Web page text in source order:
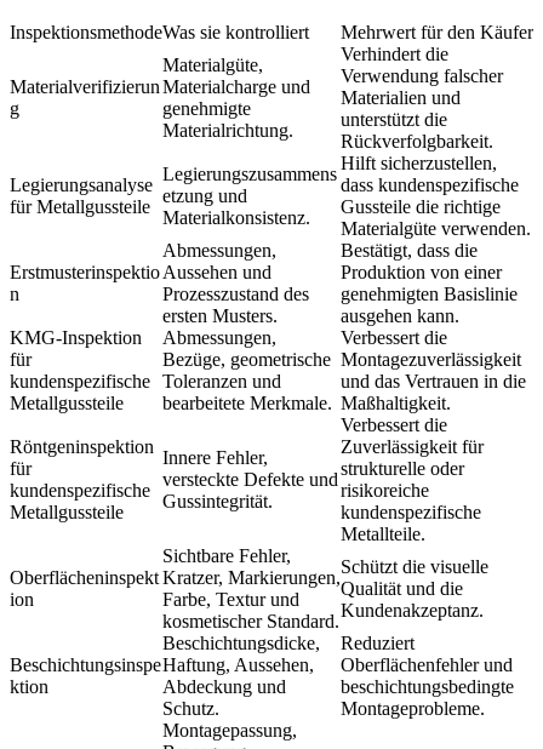
InspektionsmethodeWas sie kontrolliert Mehrwert für den Käufer
Materialverifizierun
g
Materialgüte,
Materialcharge und
genehmigte
Materialrichtung.
Verhindert die
Verwendung falscher
Materialien und
unterstützt die
Rückverfolgbarkeit.
Legierungsanalyse
für Metallgussteile
Legierungszusammens
etzung und
Materialkonsistenz.
Hilft sicherzustellen,
dass kundenspezifische
Gussteile die richtige
Materialgüte verwenden.
Erstmusterinspektio
n
Abmessungen,
Aussehen und
Prozesszustand des
ersten Musters.
Bestätigt, dass die
Produktion von einer
genehmigten Basislinie
ausgehen kann.
KMG-Inspektion
für
kundenspezifische
Metallgussteile
Abmessungen,
Bezüge, geometrische
Toleranzen und
bearbeitete Merkmale.
Verbessert die
Montagezuverlässigkeit
und das Vertrauen in die
Maßhaltigkeit.
Röntgeninspektion
für
kundenspezifische
Metallgussteile
Innere Fehler,
versteckte Defekte und
Gussintegrität.
Verbessert die
Zuverlässigkeit für
strukturelle oder
risikoreiche
kundenspezifische
Metallteile.
Oberflächeninspekt
ion
Sichtbare Fehler,
Kratzer, Markierungen,
Farbe, Textur und
kosmetischer Standard.
Schützt die visuelle
Qualität und die
Kundenakzeptanz.
Beschichtungsinspe
ktion
Beschichtungsdicke,
Haftung, Aussehen,
Abdeckung und
Schutz.
Reduziert
Oberflächenfehler und
beschichtungsbedingte
Montageprobleme.
Montagepassung,